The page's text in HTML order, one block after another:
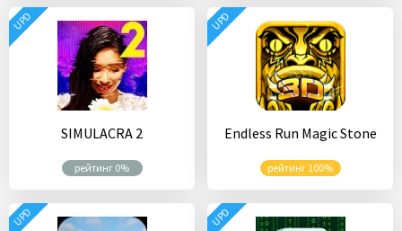
SIMULACRA 2
рейтинг 0%
UPD
Endless Run Magic Stone
рейтинг 100%
UPD
UPD UPD